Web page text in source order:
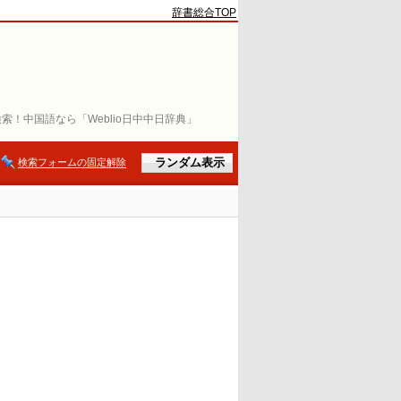
！中国語なら「Weblio日中中日辞典」
辞書総合TOP
検索フォームの固定解除